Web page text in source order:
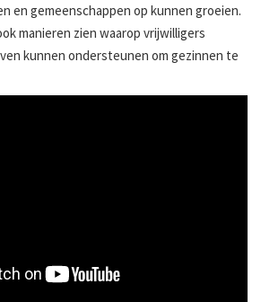
en gemeenschappen op kunnen groeien.
manieren zien waarop vrijwilligers
kunnen ondersteunen om gezinnen te